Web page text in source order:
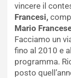
vincere il
Francesi,
Mario
Facciamo un
fino al 2010 e
programma.
posto